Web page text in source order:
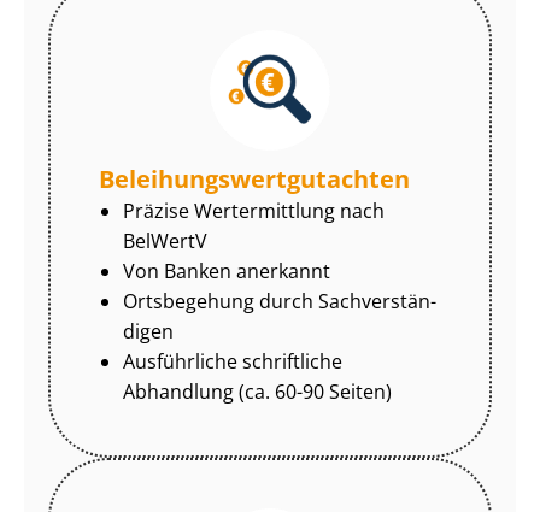
Be­lei­hungs­wert­gut­ach­ten
Präzise Wertermittlung nach
BelWertV
Von Banken anerkannt
Ortsbegehung durch Sach­ver­stän­
di­gen
Ausführliche schriftliche
Abhandlung (ca. 60-90 Seiten)